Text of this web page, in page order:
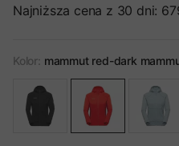
Najniższa cena z 30 dni:
Kolor: mammut red-dark